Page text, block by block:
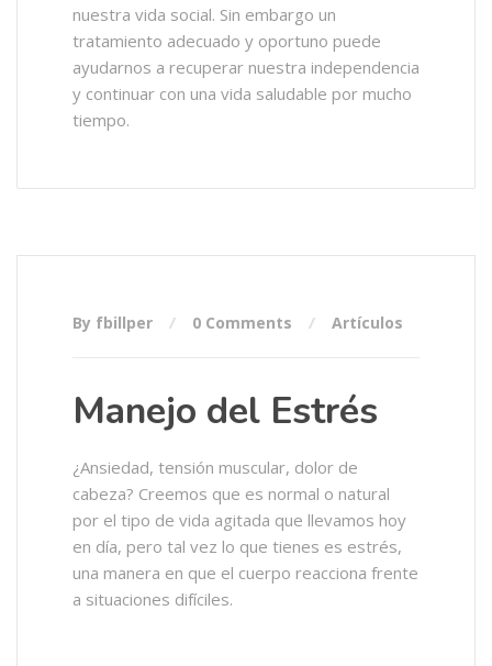
nuestra vida social. Sin embargo un
tratamiento adecuado y oportuno puede
ayudarnos a recuperar nuestra independencia
y continuar con una vida saludable por mucho
tiempo.
By fbillper 0 Comments Artículos
Manejo del Estrés
¿Ansiedad, tensión muscular, dolor de
cabeza? Creemos que es normal o natural
por el tipo de vida agitada que llevamos hoy
en día, pero tal vez lo que tienes es estrés,
una manera en que el cuerpo reacciona frente
a situaciones difíciles.